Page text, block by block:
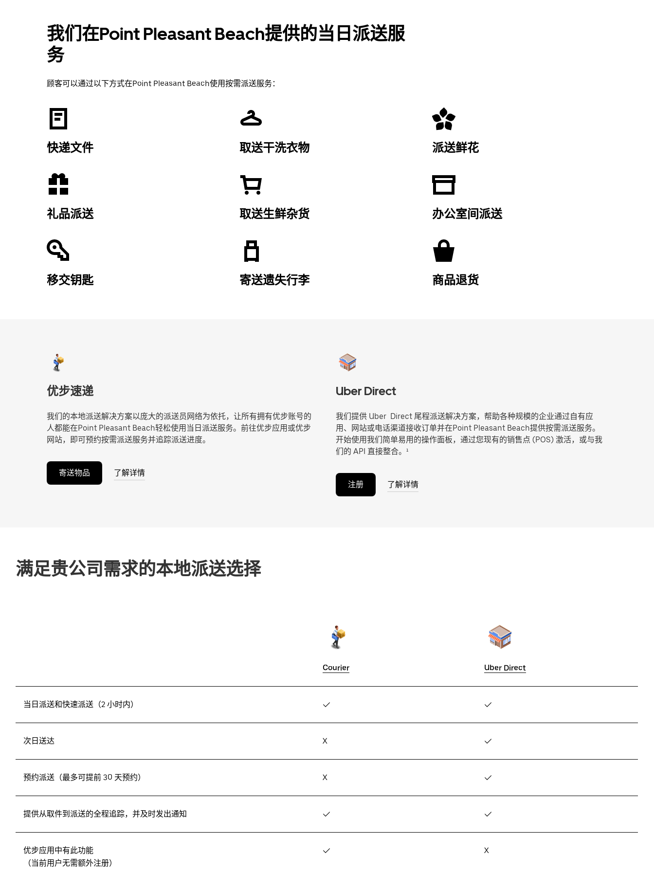
我们在Point Pleasant Beach提供的当日派送服
务
顾客可以通过以下方式在Point Pleasant Beach使用按需派送服务：
快递文件 取送干洗衣物 派送鲜花
礼品派送 取送生鲜杂货 办公室间派送
移交钥匙 寄送遗失行李 商品退货
优步速递
我们的本地派送解决方案以庞大的派送员网络为依托，让所有拥有优步账号的
人都能在Point Pleasant Beach轻松使用当日派送服务。前往优步应用或优步
网站，即可预约按需派送服务并追踪派送进度。
寄送物品 了解详情
Uber Direct
我们提供 Uber Direct 尾程派送解决方案，帮助各种规模的企业通过自有应
用、网站或电话渠道接收订单并在Point Pleasant Beach提供按需派送服务。
开始使用我们简单易用的操作面板，通过您现有的销售点 (POS) 激活，或与我
们的 API 直接整合。¹
注册 了解详情
满足贵公司需求的本地派送选择
Courier Uber Direct
当日派送和快速派送（2 小时内） ✓ ✓
次日送达 X ✓
预约派送（最多可提前 30 天预约） X ✓
提供从取件到派送的全程追踪，并及时发出通知 ✓ ✓
优步应用中有此功能
（当前用户无需额外注册）
✓ X